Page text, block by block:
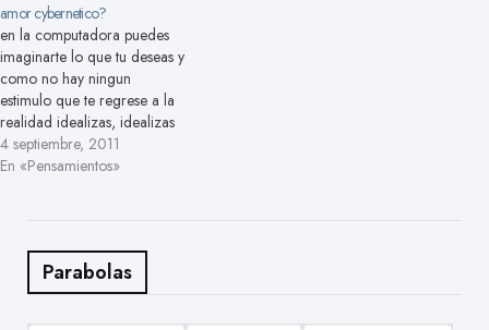
amor cybernetico?
en la computadora puedes
imaginarte lo que tu deseas y
como no hay ningun
estimulo que te regrese a la
realidad idealizas, idealizas
e idealizas a la otra persona,
al estar detras de una
4 septiembre, 2011
En «Pensamientos»
Parabolas